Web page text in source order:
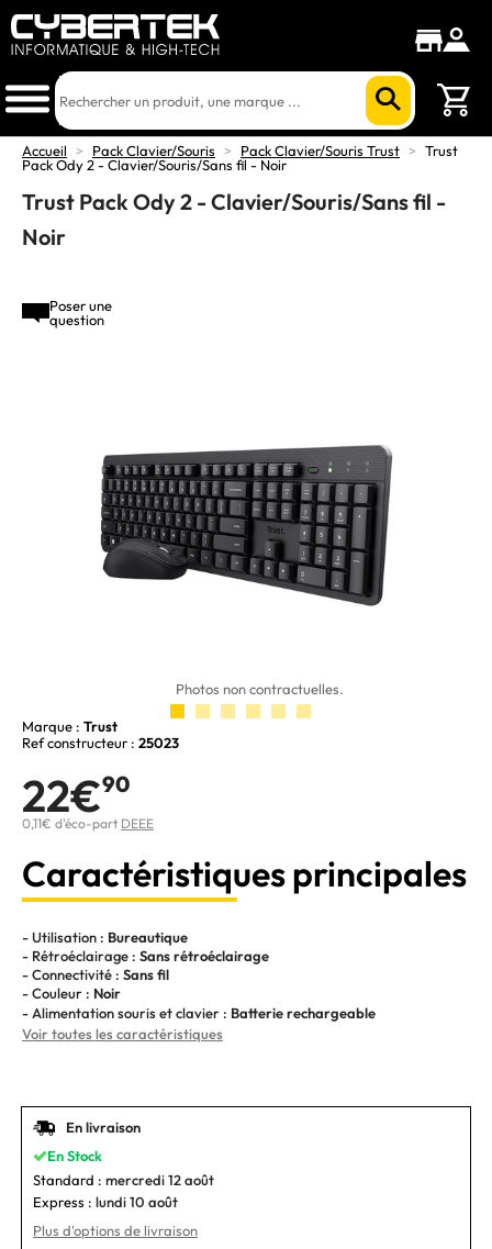
Accueil > Pack Clavier/Souris > Pack Clavier/Souris Trust > Trust
Pack Ody 2 - Clavier/Souris/Sans fil - Noir
Trust Pack Ody 2 - Clavier/Souris/Sans fil -
Noir
Poser une
question
Photos non contractuelles.
Marque : Trust
Ref constructeur : 25023
22€90
0,11€ d'éco-part DEEE
Caractéristiques principales
- Utilisation : Bureautique
- Rétroéclairage : Sans rétroéclairage
- Connectivité : Sans fil
- Couleur : Noir
- Alimentation souris et clavier : Batterie rechargeable
Voir toutes les caractéristiques
En livraison
En Stock
Standard : mercredi 12 août
Express : lundi 10 août
Plus d'options de livraison